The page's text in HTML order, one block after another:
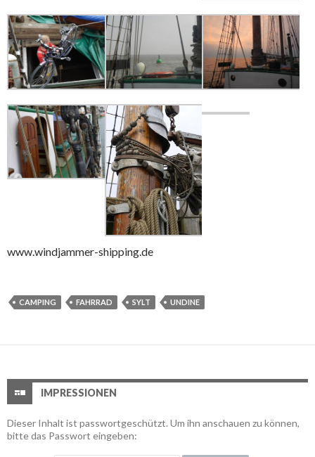
www.windjammer-shipping.de
CAMPING FAHRRAD SYLT UNDINE
IMPRESSIONEN
Dieser Inhalt ist passwortgeschützt. Um ihn anschauen zu können,
bitte das Passwort eingeben: